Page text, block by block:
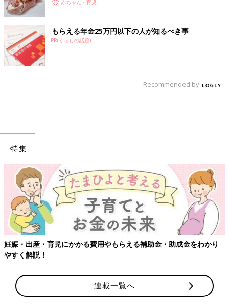
4選赤ちゃん・育児
もらえる年金25万円以下の人が知るべき事
PR(くらしの話題)
Recommended by
特集
【ワクチン接種できるものも】妊婦の感染症対策、知っておいて！
連載一覧へ